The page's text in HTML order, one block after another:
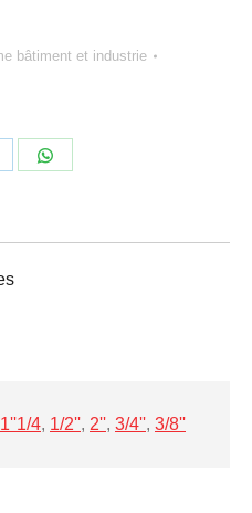
bâtiment et industrie
Partager
1''1/4, 1/2'', 2'', 3/4'', 3/8''